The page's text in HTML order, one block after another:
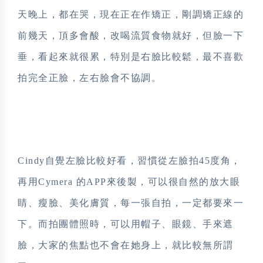
天晚上，都在哭，現在正在作矯正，剛調矯正線的
前幾天，頂多會酸，改喝流質食物就好，但臉一下
垂，看起來就很累，特別是右臉比較鬆，最不喜歡
拍完全正臉，左右臉會不協調。
Cindy自覺左臉比較好看，習慣從左臉拍45度角，
再用Cymera 的APP來後製，可以很自然的放大眼
睛、瘦臉、美化膚質，每一張自拍，一定都要來一
下。而拍團體照時，可以用帽子、眼鏡、手來遮
臉，大家的焦點也不會在她身上，就比較無所謂